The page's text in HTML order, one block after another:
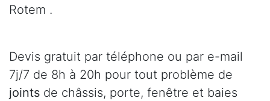
Rotem .
Devis gratuit par téléphone ou par e-mail
7j/7 de 8h à 20h pour tout problème de
joints de châssis, porte, fenêtre et baies